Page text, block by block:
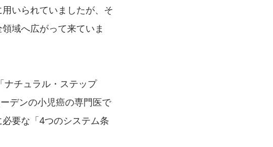
いられていましたが、そ
域へ広がって来ていま
ナチュラル・ステップ
デンの小児癌の専門医で
要な「4つのシステム条